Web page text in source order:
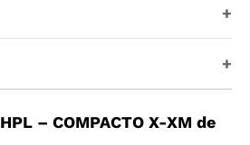
– COMPACTO X-XM de